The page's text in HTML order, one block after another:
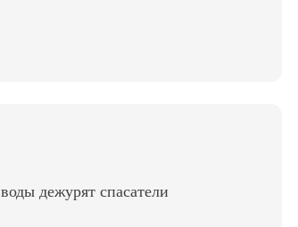
дежурят спасатели